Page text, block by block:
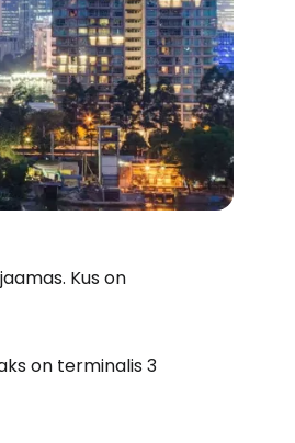
Kus on
on terminalis 3